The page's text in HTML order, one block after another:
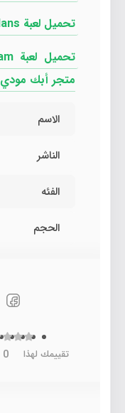
تحميل لعبة clash of clans مهكرة
متجر أبك مودي
الاسم
الناشر
الفئه
الحجم
تقييمك لهذا 0